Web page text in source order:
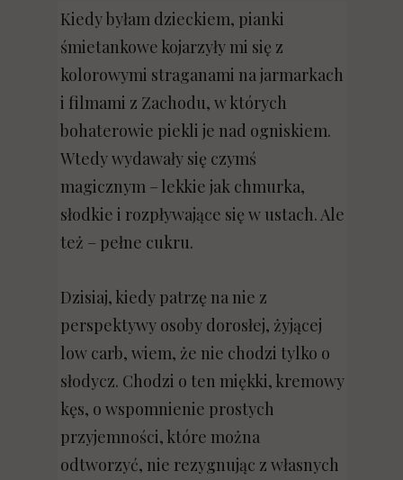
Kiedy byłam dzieckiem, pianki
śmietankowe kojarzyły mi się z
kolorowymi straganami na jarmarkach
i filmami z Zachodu, w których
bohaterowie piekli je nad ogniskiem.
Wtedy wydawały się czymś
magicznym – lekkie jak chmurka,
słodkie i rozpływające się w ustach. Ale
też – pełne cukru.
Dzisiaj, kiedy patrzę na nie z
perspektywy osoby dorosłej, żyjącej
low carb, wiem, że nie chodzi tylko o
słodycz. Chodzi o ten miękki, kremowy
kęs, o wspomnienie prostych
przyjemności, które można
odtworzyć, nie rezygnując z własnych